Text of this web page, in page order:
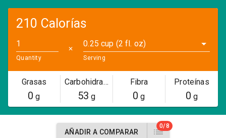
210 Calorías
Quantity
✕
0.25 cup (2 fl. oz)
Serving
Grasas
0 g
Carbohidratos
53 g
Fibra
0 g
Proteínas
0 g
AÑADIR A COMPARAR
0/8